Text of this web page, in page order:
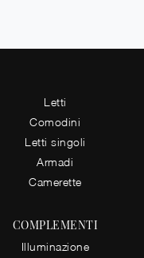
Letti
Comodini
Letti singoli
Armadi
Camerette
COMPLEMENTI
Illuminazione